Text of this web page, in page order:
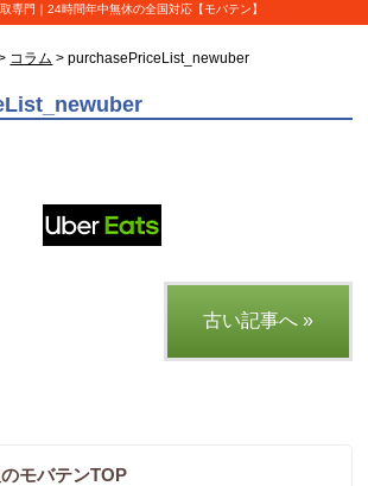
専門｜24時間年中無休の全国対応【モバテン】
コラム > purchasePriceList_newuber
古い記事へ »
モバテンTOP